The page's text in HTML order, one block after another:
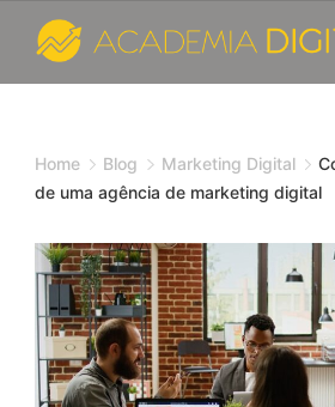
content
e
de
Marketing
Digital
Home Blog Marketing Digital
de uma agência de marketing digital